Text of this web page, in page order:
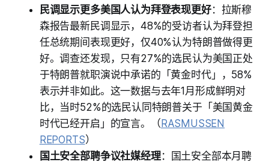
民调显示更多美国人认为拜登表现更好：拉斯穆
森报告最新民调显示，48%的受访者认为拜登担
任总统期间表现更好，仅40%认为特朗普做得更
好。调查还发现，只有27%的选民认为美国正处
于特朗普就职演说中承诺的「黄金时代」，58%
表示并非如此。这一数据与去年1月形成鲜明对
比，当时52%的选民认同特朗普关于「美国黄金
时代已经开启」的宣言。（RASMUSSEN
REPORTS）
国土安全部聘争议社媒经理：国土安全部本月聘